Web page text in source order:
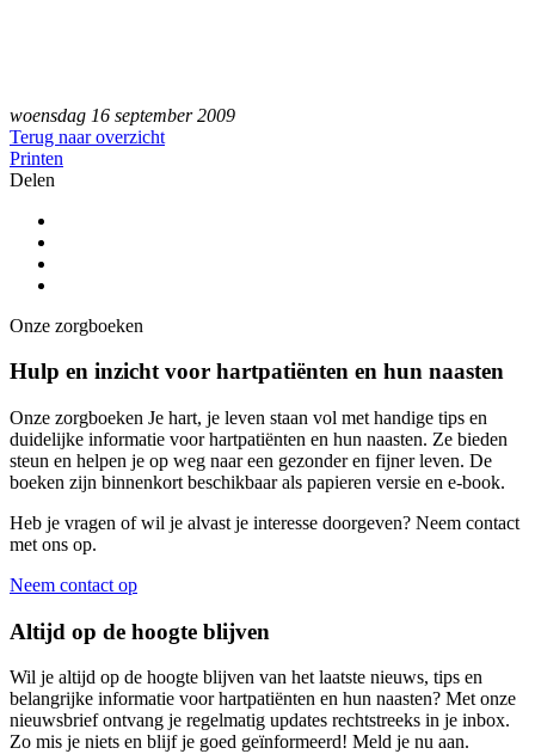
woensdag 16 september 2009
Terug naar overzicht
Printen
Delen
Onze zorgboeken
Hulp en inzicht voor hartpatiënten en hun naasten
Onze zorgboeken Je hart, je leven staan vol met handige tips en
duidelijke informatie voor hartpatiënten en hun naasten. Ze bieden
steun en helpen je op weg naar een gezonder en fijner leven. De
boeken zijn binnenkort beschikbaar als papieren versie en e-book.
Heb je vragen of wil je alvast je interesse doorgeven? Neem contact
met ons op.
Neem contact op
Altijd op de hoogte blijven
Wil je altijd op de hoogte blijven van het laatste nieuws, tips en
belangrijke informatie voor hartpatiënten en hun naasten? Met onze
nieuwsbrief ontvang je regelmatig updates rechtstreeks in je inbox.
Zo mis je niets en blijf je goed geïnformeerd! Meld je nu aan.